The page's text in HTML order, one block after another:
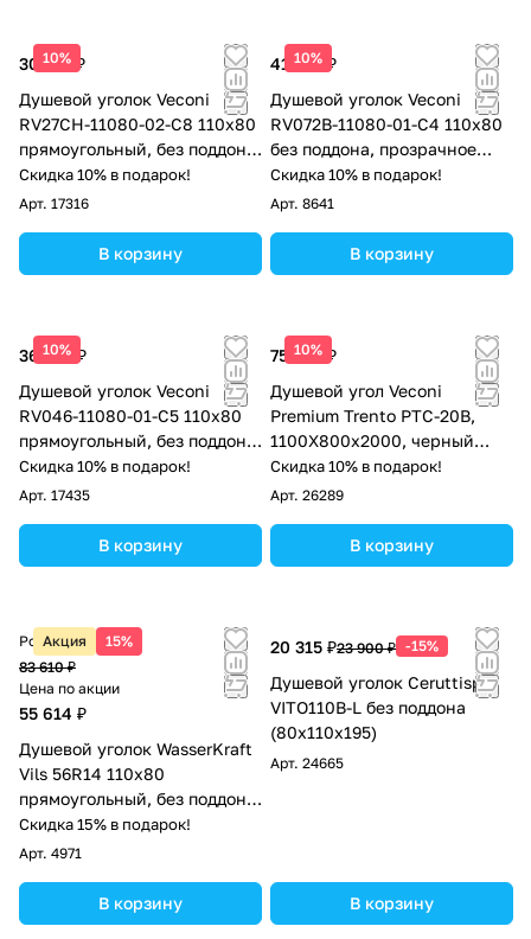
10%
30 153 ₽
Душевой уголок Veconi
RV27CH-11080-02-C8 110х80
прямоугольный, без поддона,
матовое стекло, хром
Скидка 10% в подарок!
Арт. 17316
В корзину
10%
41 412 ₽
Душевой уголок Veconi
RV072B-11080-01-C4 110х80
без поддона, прозрачное
стекло, черный матовый
Скидка 10% в подарок!
Арт. 8641
В корзину
10%
36 210 ₽
Душевой уголок Veconi
RV046-11080-01-C5 110х80
прямоугольный, без поддона,
прозрачное стекло, хром
Скидка 10% в подарок!
Арт. 17435
В корзину
10%
75 196 ₽
Душевой угол Veconi
Premium Trento PTC-20B,
1100Х800x2000, черный
матовый, стекло прозрачное
Скидка 10% в подарок!
Арт. 26289
В корзину
Акция 15%
Розничная цена
83 610 ₽
Цена по акции
55 614 ₽
Душевой уголок WasserKraft
Vils 56R14 110х80
прямоугольный, без поддона,
прозрачное стекло, хром
Скидка 15% в подарок!
Арт. 4971
В корзину
20 315 ₽23 900 ₽ -15%
Душевой уголок Ceruttispa
VITO110B-L без поддона
(80x110x195)
Арт. 24665
В корзину